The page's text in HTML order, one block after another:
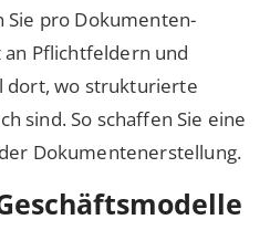
Sie pro Dokumenten-
an Pflichtfeldern und
dort, wo strukturierte
sind. So schaffen Sie eine
Dokumentenerstellung.